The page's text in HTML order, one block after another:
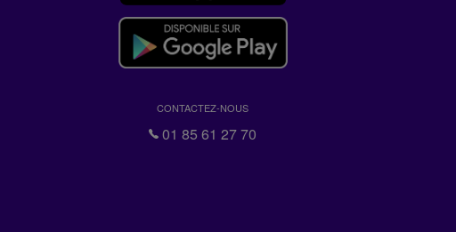
CONTACTEZ-NOUS
01 85 61 27 70